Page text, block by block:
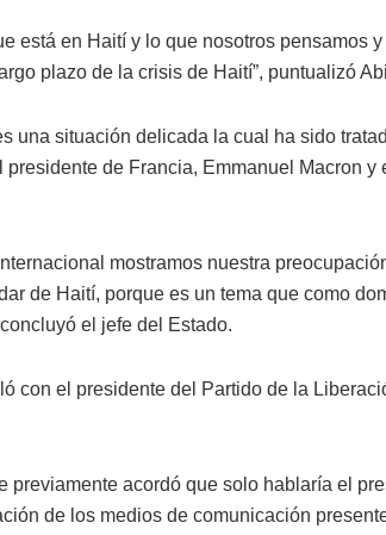
está en Haití y lo que nosotros pensamos
plazo de la crisis de Haití”, puntualizó
una situación delicada la cual ha sido
de Francia, Emmanuel Macron y
mostramos nuestra
de Haití, porque es un tema que como
el jefe del Estado.
con el presidente del Partido de la
previamente acordó que solo hablaría el
de los medios de comunicación